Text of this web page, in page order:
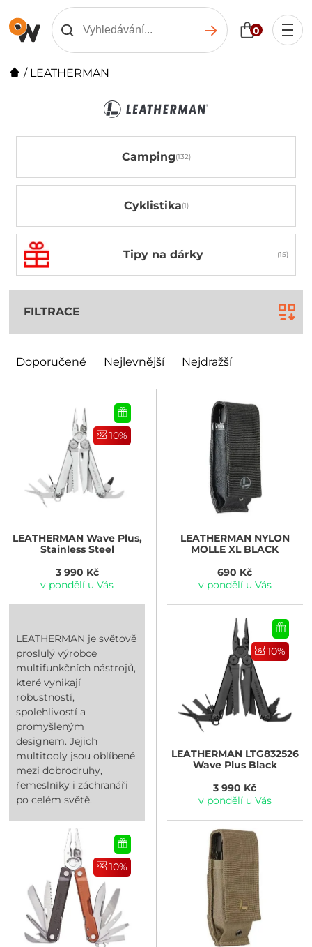
0
/ LEATHERMAN
Camping
Cyklistika
Tipy na dárky
FILTRACE
Doporučené Nejlevnější Nejdražší
10%
LEATHERMANWave Plus,
Stainless Steel
3 990 Kč
v pondělí u Vás
LEATHERMANNYLON
MOLLE XL BLACK
690 Kč
v pondělí u Vás
LEATHERMAN je světově
proslulý výrobce
multifunkčních nástrojů,
které vynikají
robustností,
spolehlivostí a
promyšleným
designem. Jejich
multitooly jsou oblíbené
mezi dobrodruhy,
řemeslníky i záchranáři
po celém světě.
10%
LEATHERMANLTG832526
Wave Plus Black
3 990 Kč
v pondělí u Vás
10%